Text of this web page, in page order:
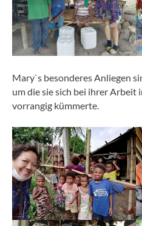
Mary`s besonderes Anliegen
um die sie sich bei ihrer Arbeit
vorrangig kümmerte.